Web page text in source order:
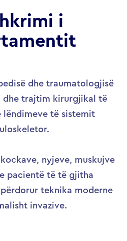
i
dhe traumatologjisë
dhe trajtim kirurgjikal të
lëndimeve të sistemit
nyjeve, muskujve
pacientë të të gjitha
teknika moderne
invazive.